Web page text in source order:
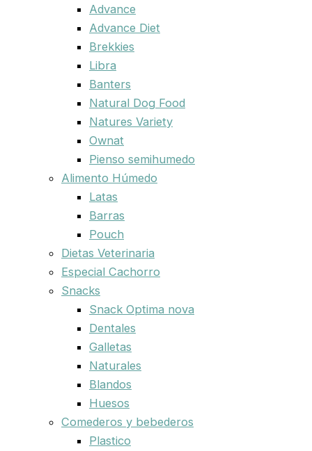
Advance
Advance Diet
Brekkies
Libra
Banters
Natural Dog Food
Natures Variety
Ownat
Pienso semihumedo
Alimento Húmedo
Latas
Barras
Pouch
Dietas Veterinaria
Especial Cachorro
Snacks
Snack Optima nova
Dentales
Galletas
Naturales
Blandos
Huesos
Comederos y bebederos
Plastico